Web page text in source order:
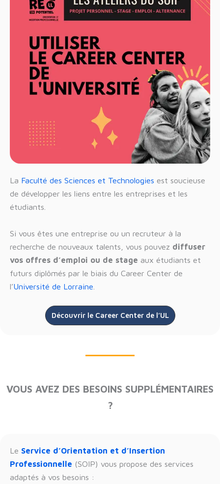
La Faculté des Sciences et Technologies est soucieuse
de développer les liens entre les entreprises et les
étudiants.
Si vous êtes une entreprise ou un recruteur à la
recherche de nouveaux talents, vous pouvez diffuser
vos offres d’emploi ou de stage aux étudiants et
futurs diplômés par le biais du Career Center de
l’Université de Lorraine
Découvrir le Career Center de l’UL
VOUS AVEZ DES BESOINS SUPPLÉMENTAIRES
?
Le Service d’Orientation et d’Insertion
Professionnelle (SOIP) vous propose des services
adaptés à vos besoins :